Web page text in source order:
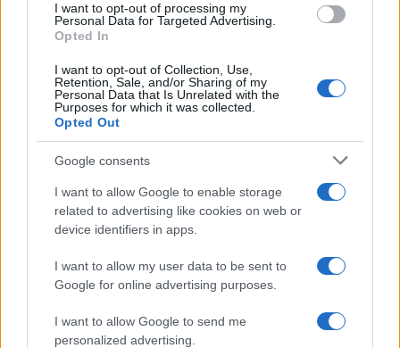
I want to opt-out of processing my
Personal Data for Targeted Advertising.
Opted In
I want to opt-out of Collection, Use,
Retention, Sale, and/or Sharing of my
Personal Data that Is Unrelated with the
Purposes for which it was collected.
Opted Out
Google consents
I want to allow Google to enable storage
related to advertising like cookies on web or
device identifiers in apps.
I want to allow my user data to be sent to
Google for online advertising purposes.
I want to allow Google to send me
personalized advertising.
F
a
ce
b
o
o
k
T
it
te
r
Pi
te
re
st
W
at
s
A
p
S
a
re
Articolo precedente
Prossimo articolo
Film internazionale, casting per comparse in
Costa Smeralda
Porto Rotondo ospita la grande sfida della vela
nell’estate 2026